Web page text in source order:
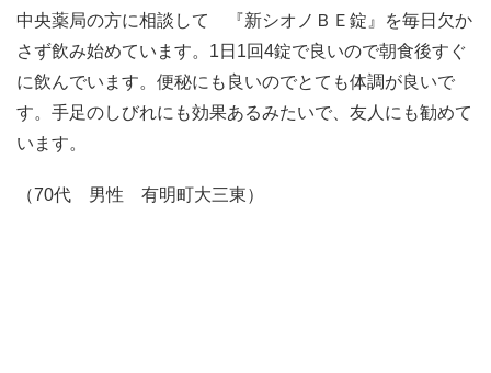
中央薬局の方に相談して 『新シオノＢＥ錠』を毎日欠か
さず飲み始めています。1日1回4錠で良いので朝食後すぐ
に飲んでいます。便秘にも良いのでとても体調が良いで
す。手足のしびれにも効果あるみたいで、友人にも勧めて
います。
（70代 男性 有明町大三東）